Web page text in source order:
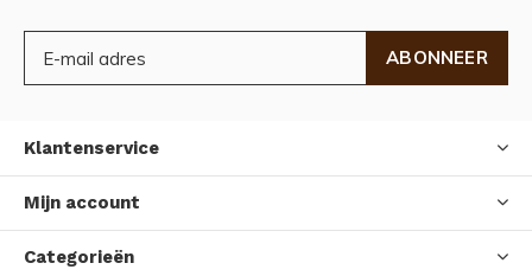
ABONNEER
Klantenservice
Mijn account
Categorieën